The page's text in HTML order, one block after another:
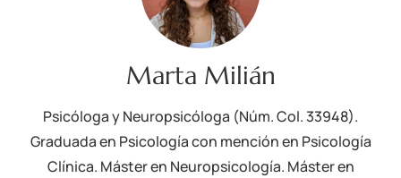
Marta Milián
Psicóloga y Neuropsicóloga (Núm. Col. 33948).
Graduada en Psicología con mención en Psicología
Clínica. Máster en Neuropsicología. Máster en